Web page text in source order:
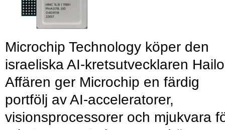
Microchip Technology köper den
israeliska AI-kretsutvecklaren
Affären ger Microchip en färdig
portfölj av AI-acceleratorer,
visionsprocessorer och mjukvara